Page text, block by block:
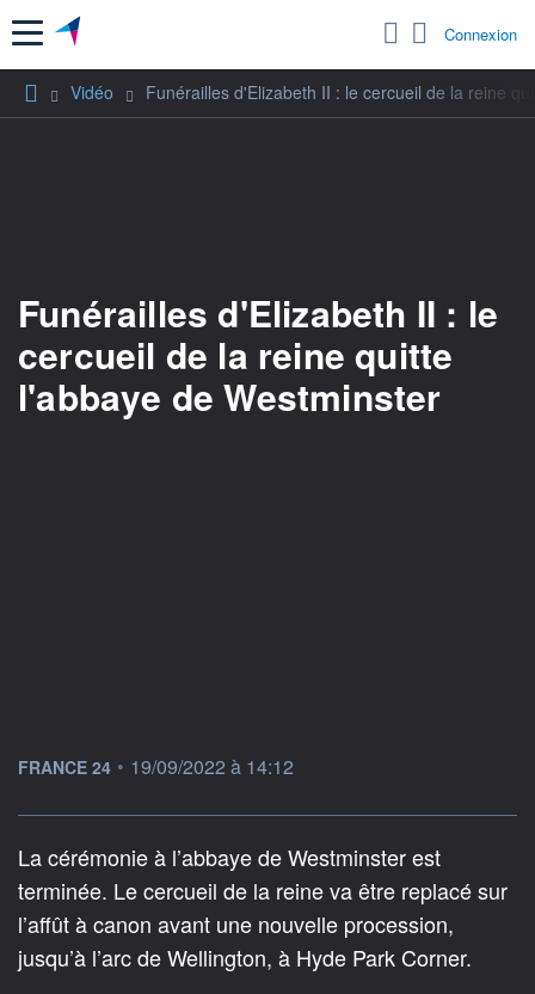
Menu Connexion
Vidéo Funérailles d'Elizabeth II : le cercueil de la reine
Funérailles d'Elizabeth II : le
cercueil de la reine quitte
l'abbaye de Westminster
information fournie par
FRANCE 24 • 19/09/2022 à 14:12
La cérémonie à l’abbaye de Westminster est
terminée. Le cercueil de la reine va être replacé sur
l’affût à canon avant une nouvelle procession,
jusqu’à l’arc de Wellington, à Hyde Park Corner.